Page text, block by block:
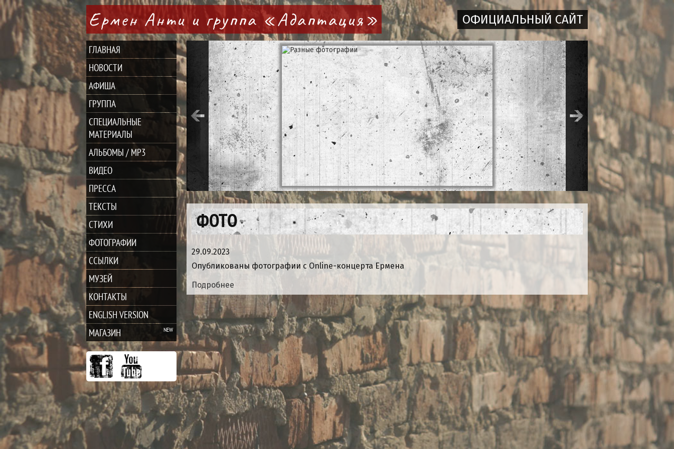
Ермен Анти и группа «Адаптация» ОФИЦИАЛЬНЫЙ САЙТ
ГЛАВНАЯ
НОВОСТИ
АФИША
ГРУППА
СПЕЦИАЛЬНЫЕ
МАТЕРИАЛЫ
АЛЬБОМЫ / MP3
ВИДЕО
ПРЕССА
ТЕКСТЫ
СТИХИ
ФОТОГРАФИИ
ССЫЛКИ
МУЗЕЙ
КОНТАКТЫ
ENGLISH VERSION
МАГАЗИН
ФОТО
29.09.2023
Опубликованы фотографии с Online-концерта Ермена
Подробнее